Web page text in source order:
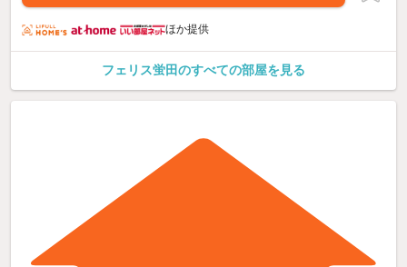
ほか提供
フェリス蛍田のすべての部屋を見る